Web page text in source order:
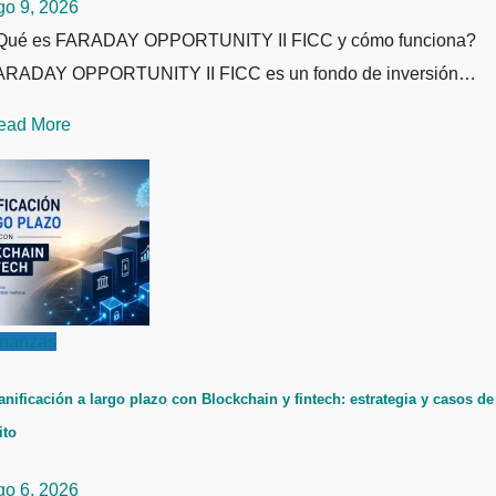
9, 2026
es FARADAY OPPORTUNITY II FICC y cómo funciona?
OPPORTUNITY II FICC es un fondo de inversión…
More
a largo plazo con Blockchain y fintech: estrategia y casos de
6, 2026